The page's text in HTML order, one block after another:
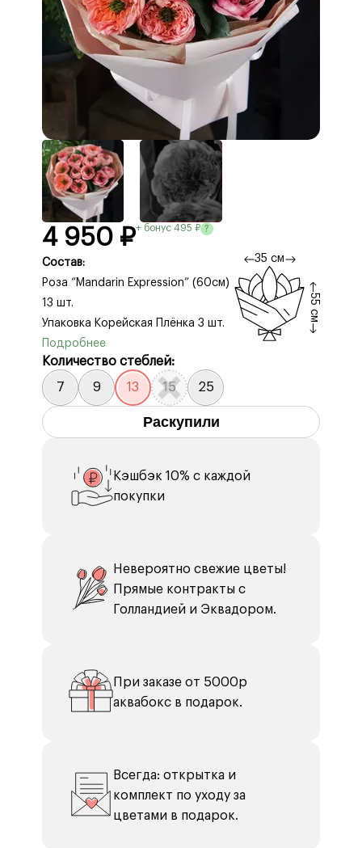
4 950 ₽+ бонус 495 ₽ ?
Состав:
Роза “Mandarin Expression” (60см)
13 шт.
Упаковка Корейская Плёнка 3 шт.
Бумага тишью 2 шт.
35 см
55 см
Количество стеблей:
7
9 13 15 25
Раскупили
Кэшбэк 10% с каждой
покупки
Невероятно свежие цветы!
Прямые контракты с
Голландией и Эквадором.
При заказе от 5000р
аквабокс в подарок.
Всегда: открытка и
комплект по уходу за
цветами в подарок.